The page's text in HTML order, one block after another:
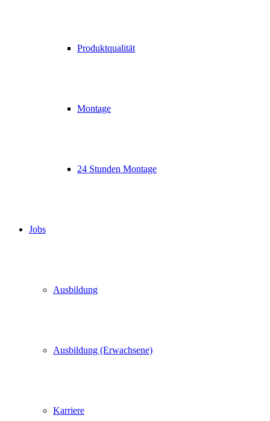
Produktqualität
Montage
24 Stunden Montage
Jobs
Ausbildung
Ausbildung (Erwachsene)
Karriere